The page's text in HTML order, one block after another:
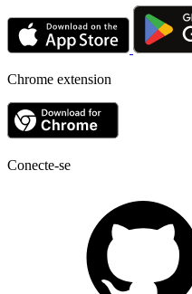
Chrome extension
Conecte-se